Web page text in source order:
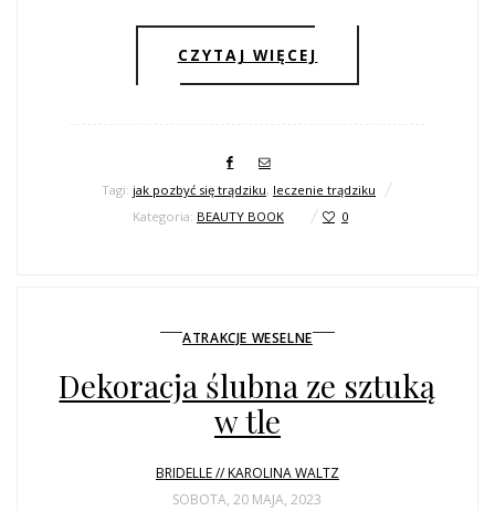
CZYTAJ WIĘCEJ
Tagi: jak pozbyć się trądziku, leczenie trądziku
Kategoria: BEAUTY BOOK 0
ATRAKCJE WESELNE
Dekoracja ślubna ze sztuką
w tle
BRIDELLE // KAROLINA WALTZ
SOBOTA, 20 MAJA, 2023